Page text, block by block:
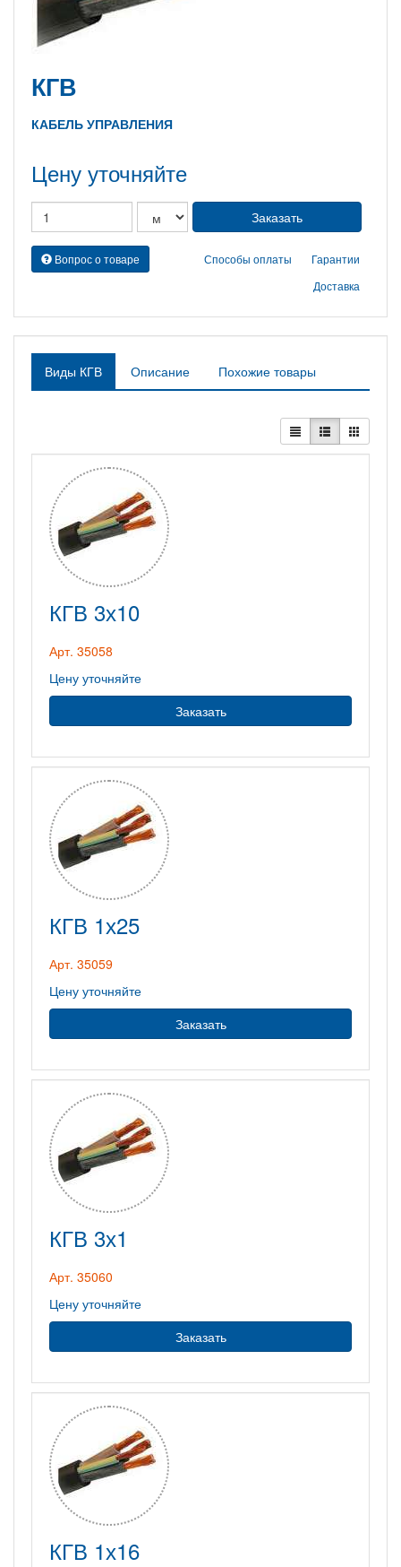
КГВ
КАБЕЛЬ УПРАВЛЕНИЯ
Цену уточняйте
Вопрос о товаре Гарантии
Способы оплаты
Доставка
Виды КГВ Описание Похожие товары
КГВ 3х10
Арт. 35058
Цену уточняйте
Заказать
КГВ 1х25
Арт. 35059
Цену уточняйте
Заказать
КГВ 3х1
Арт. 35060
Цену уточняйте
Заказать
КГВ 1х16